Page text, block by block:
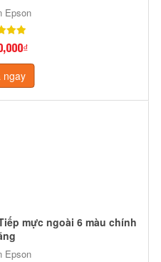
Epson
ngay
mực ngoài 6 màu chính
Epson